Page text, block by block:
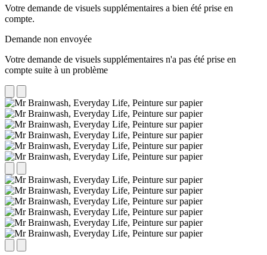
Votre demande de visuels supplémentaires a bien été prise en
compte.
Demande non envoyée
Votre demande de visuels supplémentaires n'a pas été prise en
compte suite à un problème